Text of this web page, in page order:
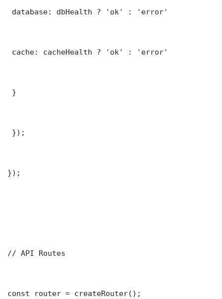
database: dbHealth ? 'ok' : 'error'
cache: cacheHealth ? 'ok' : 'error'
}
});
});
// API Routes
const router = createRouter();